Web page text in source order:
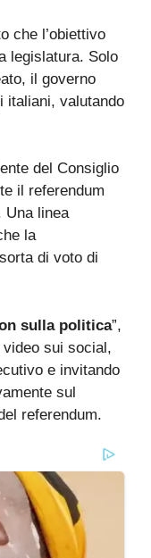
che l’obiettivo
legislatura. Solo
il governo
italiani, valutando
del Consiglio
il referendum
Una linea
la
di voto di
sulla politica”,
video sui social,
e invitando
sul
referendum.